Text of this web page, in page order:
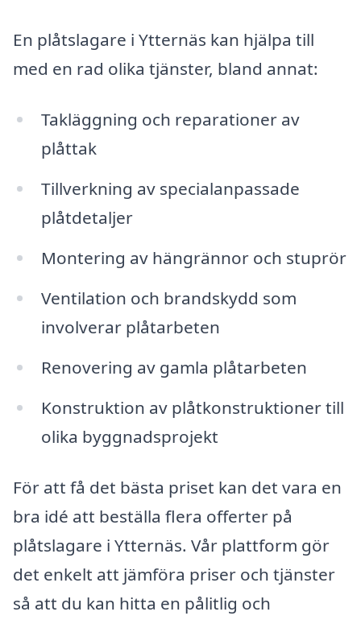
En plåtslagare i Ytternäs kan hjälpa till
med en rad olika tjänster, bland annat:
Takläggning och reparationer av
plåttak
Tillverkning av specialanpassade
plåtdetaljer
Montering av hängrännor och stuprör
Ventilation och brandskydd som
involverar plåtarbeten
Renovering av gamla plåtarbeten
Konstruktion av plåtkonstruktioner till
olika byggnadsprojekt
För att få det bästa priset kan det vara en
bra idé att beställa flera offerter på
plåtslagare i Ytternäs. Vår plattform gör
det enkelt att jämföra priser och tjänster
så att du kan hitta en pålitlig och